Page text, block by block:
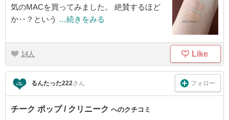
気のMACを買ってみました。 絶賛するほど
か‥？という …続きをみる
14 Like
るんたった222さん フォロー
チーク ポップ / クリニーク へのクチコミ